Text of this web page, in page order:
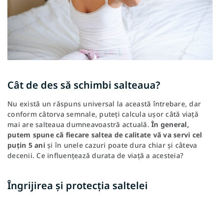
Cât de des să schimbi salteaua?
Nu există un răspuns universal la această întrebare, dar
conform câtorva semnale, puteți calcula ușor câtă viață
mai are salteaua dumneavoastră actuală. În general,
putem spune că fiecare saltea de calitate vă va servi cel
puțin 5 aniși în unele cazuri poate dura chiar și câteva
decenii. Ce influențează durata de viață a acesteia?
Îngrijirea și protecția saltelei